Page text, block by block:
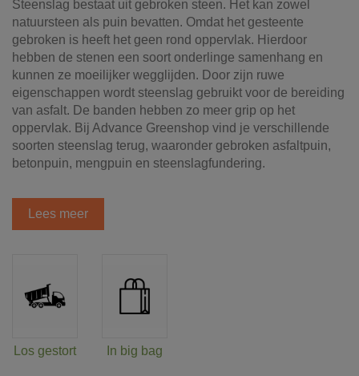
Steenslag bestaat uit gebroken steen. Het kan zowel
natuursteen als puin bevatten. Omdat het gesteente
gebroken is heeft het geen rond oppervlak. Hierdoor
hebben de stenen een soort onderlinge samenhang en
kunnen ze moeilijker wegglijden. Door zijn ruwe
eigenschappen wordt steenslag gebruikt voor de bereiding
van asfalt. De banden hebben zo meer grip op het
oppervlak. Bij Advance Greenshop vind je verschillende
soorten steenslag terug, waaronder gebroken asfaltpuin,
betonpuin, mengpuin en steenslagfundering.
Lees meer
Los gestort In big bag